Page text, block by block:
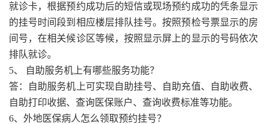
就诊卡，根据预约成功后的短信或现场预约成功的凭条显示
的挂号时间段到相应楼层排队挂号。按照预检号票显示的房
间号，在相关候诊区等候，按照显示屏上的显示的号码依次
排队就诊。
5、 自助服务机上有哪些服务功能？
答：自助服务机上可实现自助挂号、自助充值、自助收费、
自助打印收据、查询医保账户、查询收费标准等功能。
6、外地医保病人怎么领取预约挂号？